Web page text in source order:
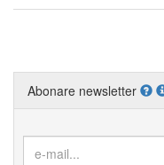
Abonare newsletter